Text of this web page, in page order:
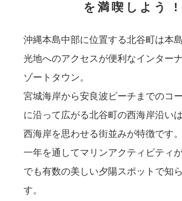
を満喫しよう !
沖縄本島中部に位置する北谷町は本
光地へのアクセスが便利なインター
ゾートタウン。
宮城海岸から安良波ビーチまでのコ
に沿って広がる北谷町の西海岸沿い
西海岸を思わせる街並みが特徴です。
一年を通してマリンアクティビティ
でも有数の美しい夕陽スポットで知
す。